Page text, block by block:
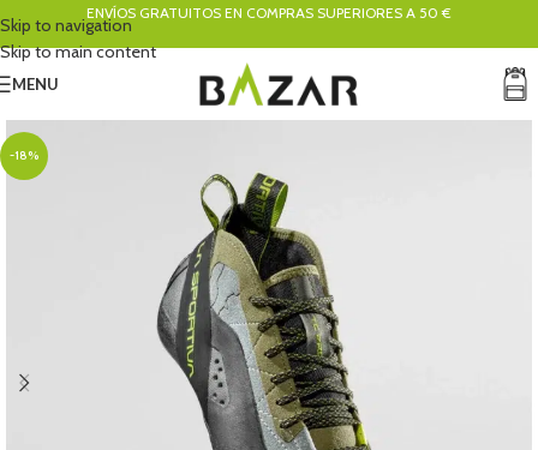
Skip to navigation
Skip to main content
ENVÍOS GRATUITOS EN COMPRAS SUPERIORES A 50 €
MENU
-18%